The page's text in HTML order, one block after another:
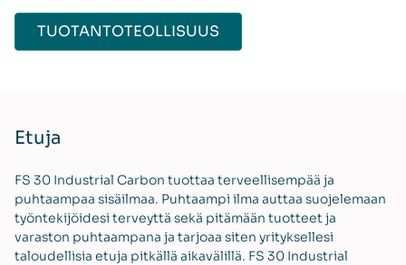
TUOTANTOTEOLLISUUS
Etuja
FS 30 Industrial Carbon tuottaa terveellisempää ja
puhtaampaa sisäilmaa. Puhtaampi ilma auttaa suojelemaan
työntekijöidesi terveyttä sekä pitämään tuotteet ja
varaston puhtaampana ja tarjoaa siten yrityksellesi
taloudellisia etuja pitkällä aikavälillä. FS 30 Industrial